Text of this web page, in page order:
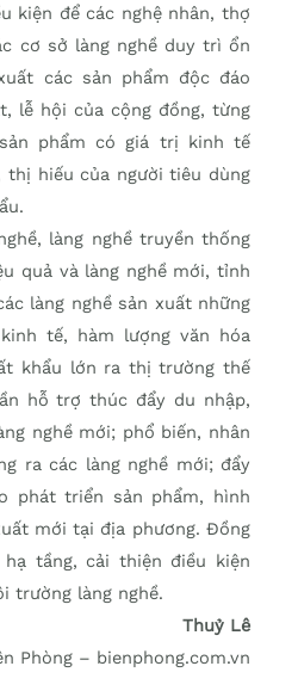
kiện để các nghệ nhân, thợ
cơ sở làng nghề duy trì ổn
các sản phẩm độc đáo
lễ hội của cộng đồng, từng
phẩm có giá trị kinh tế
thị hiếu của người tiêu dùng
làng nghề truyền thống
quả và làng nghề mới, tỉnh
làng nghề sản xuất những
tế, hàm lượng văn hóa
khẩu lớn ra thị trường thế
hỗ trợ thúc đẩy du nhập,
nghề mới; phổ biến, nhân
ra các làng nghề mới; đẩy
phát triển sản phẩm, hình
mới tại địa phương. Đồng
tầng, cải thiện điều kiện
trường làng nghề.
Thuỷ Lê
Phòng – bienphong.com.vn